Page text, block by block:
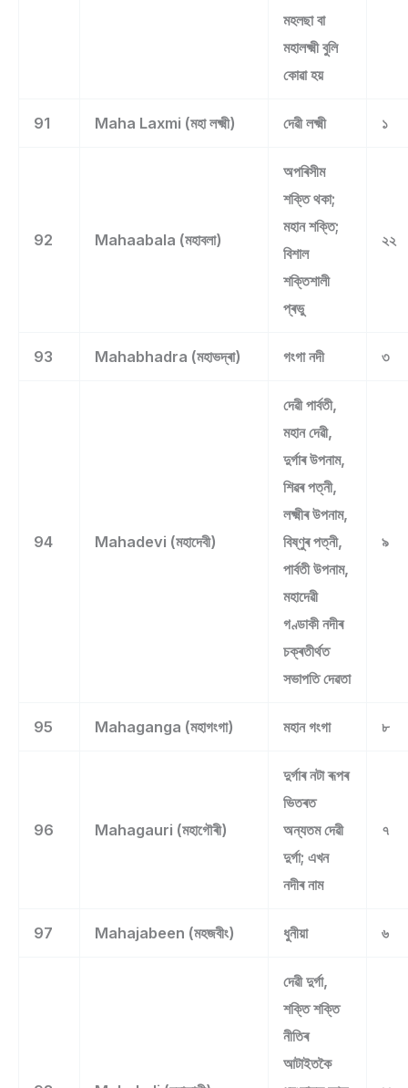
মহলছা বা
মহালক্ষ্মী বুলি
কোৱা হয়
91 Maha Laxmi (মহা লক্ষ্মী) দেৱী লক্ষ্মী ১
92 Mahaabala (মহাবলা)
অপৰিসীম
শক্তি থকা;
মহান শক্তি;
বিশাল
শক্তিশালী
প্ৰভু
২২
93 Mahabhadra (মহাভদ্ৰা) গংগা নদী ৩
94 Mahadevi (মহাদেবী)
দেৱী পাৰ্বতী,
মহান দেৱী,
দুৰ্গাৰ উপনাম,
শিৱৰ পত্নী,
লক্ষ্মীৰ উপনাম,
বিষ্ণুৰ পত্নী,
পাৰ্বতী উপনাম,
মহাদেৱী
গণ্ডাকী নদীৰ
চক্ৰতীৰ্থত
সভাপতি দেৱতা
৯
95 Mahaganga (মহাগংগা) মহান গংগা ৮
96 Mahagauri (মহাগৌৰী)
দুৰ্গাৰ নটা ৰূপৰ
ভিতৰত
অন্যতম দেৱী
দুৰ্গা; এখন
নদীৰ নাম
৭
97 Mahajabeen (মহজবীং) ধুনীয়া ৬
দেৱী দুৰ্গা,
শক্তি শক্তি
নীতিৰ
আটাইতকৈ